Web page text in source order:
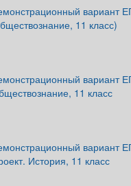
вариант
11 класс)
вариант
11 класс
вариант
История, 11 класс